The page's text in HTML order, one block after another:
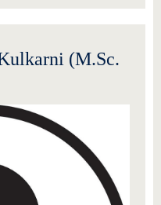
(M.Sc.